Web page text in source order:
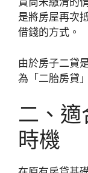
是將房屋再次
借錢的方式。
由於房子二貸
為「二胎房貸
二、適
時機